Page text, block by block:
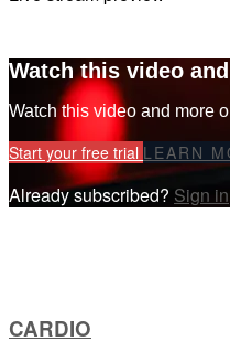
Watch this video
Watch this video and more
Start your free trial LEARN
Already subscribed? Sign in
CARDIO